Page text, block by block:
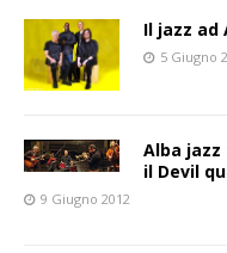
Il jazz ad
5 Giugno
Alba
il Devil
9 Giugno 2012